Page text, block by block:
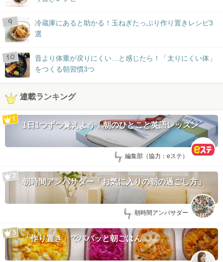
冷蔵庫にあると助かる！玉ねぎたっぷり作り置きレシピ3
選
昔より体重が戻りにくい…と感じたら！「太りにくい体」
をつくる朝習慣3つ
連載ランキング
1日1つずつ覚えよう！朝のひとこと英語レッスン
by: 編集部（協力：eステ）
朝時間アンバサダー「お気に入りの朝の過ごし方」
by: 朝時間アンバサダー
「作り置き」でパパッと朝ごはん